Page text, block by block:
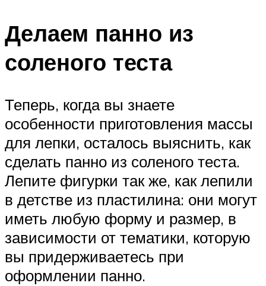
Делаем панно из
соленого теста
Теперь, когда вы знаете
особенности приготовления массы
для лепки, осталось выяснить, как
сделать панно из соленого теста.
Лепите фигурки так же, как лепили
в детстве из пластилина: они могут
иметь любую форму и размер, в
зависимости от тематики, которую
вы придерживаетесь при
оформлении панно.